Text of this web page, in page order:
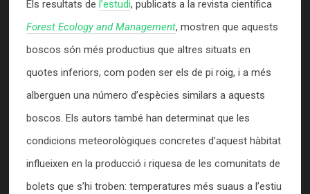
Els resultats de l’estudi, publicats a la revista científica
Forest Ecology and Management, mostren que aquests
boscos són més productius que altres situats en
quotes inferiors, com poden ser els de pi roig, i a més
alberguen una número d’espècies similars a aquests
boscos. Els autors també han determinat que les
condicions meteorològiques concretes d’aquest hàbitat
influeixen en la producció i riquesa de les comunitats de
bolets que s’hi troben: temperatures més suaus a l’estiu